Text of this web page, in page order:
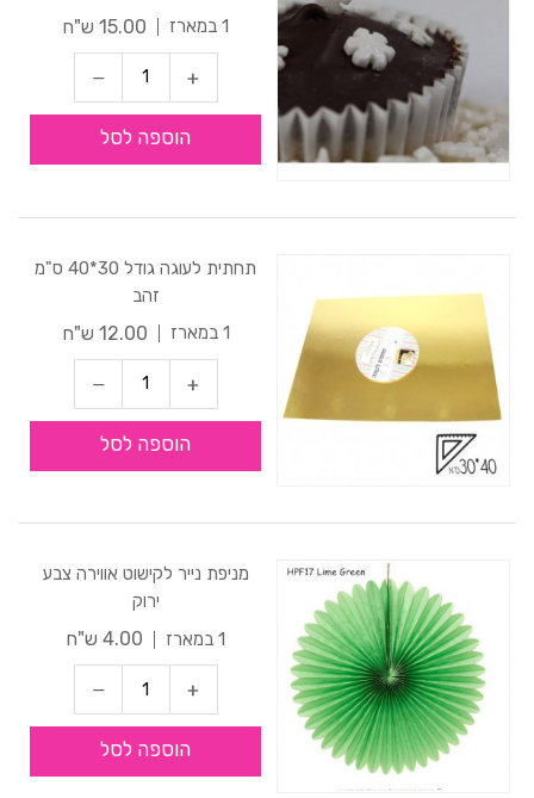
1 במארז 15.00 ש"ח
הוספה לסל
תחתית לעוגה גודל 30*40 ס"מ
זהב
1 במארז
12.00 ש"ח
הוספה לסל
מניפת נייר לקישוט אווירה צבע
ירוק
1 במארז
4.00 ש"ח
הוספה לסל